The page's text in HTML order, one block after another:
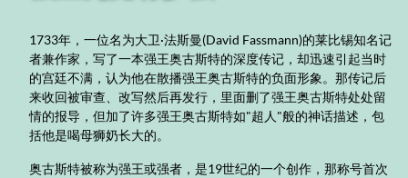
1733年，一位名为大卫·法斯曼(David Fassmann)的莱比锡知名记
者兼作家，写了一本强王奥古斯特的深度传记，却迅速引起当时
的宫廷不满，认为他在散播强王奥古斯特的负面形象。那传记后
来收回被审查、改写然后再发行，里面删了强王奥古斯特处处留
情的报导，但加了许多强王奥古斯特如"超人"般的神话描述，包
括他是喝母狮奶长大的。
奥古斯特被称为强王或强者，是19世纪的一个创作，那称号首次